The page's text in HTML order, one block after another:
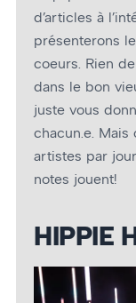
d’articles à
présenterons
coeurs. Rien
dans le bon
juste vous
chacun.e. Mais
artistes par
notes jouent!
HIPPIE